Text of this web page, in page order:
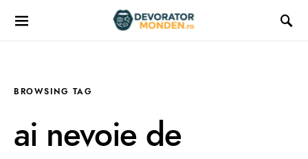
BROWSING TAG
ai nevoie de